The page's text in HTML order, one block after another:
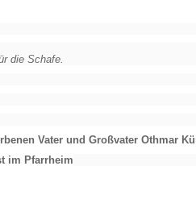
die Schafe.
Vater und Großvater Othmar
im Pfarrheim